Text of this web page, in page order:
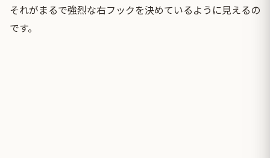
それがまるで強烈な右フックを決めているように見えるの
です。